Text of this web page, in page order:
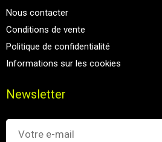
Nous contacter
Conditions de vente
Politique de confidentialité
Informations sur les cookies
Newsletter